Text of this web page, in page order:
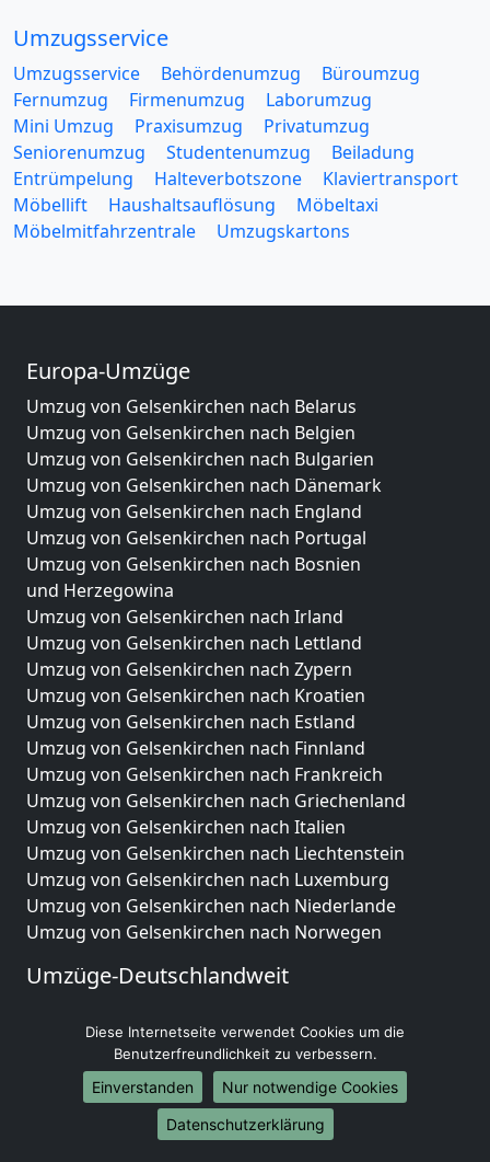
Umzugsservice
Umzugsservice Behördenumzug
Büroumzug
Fernumzug
Firmenumzug
Laborumzug
Mini Umzug
Praxisumzug
Privatumzug
Seniorenumzug
Studentenumzug
Beiladung
Entrümpelung
Halteverbotszone
Klaviertransport
Möbellift
Haushaltsauflösung
Möbeltaxi
Möbelmitfahrzentrale
Umzugskartons
Europa-Umzüge
Umzug von Gelsenkirchen nach Belarus
Umzug von Gelsenkirchen nach Belgien
Umzug von Gelsenkirchen nach Bulgarien
Umzug von Gelsenkirchen nach Dänemark
Umzug von Gelsenkirchen nach England
Umzug von Gelsenkirchen nach Portugal
Umzug von Gelsenkirchen nach Bosnien
und Herzegowina
Umzug von Gelsenkirchen nach Irland
Umzug von Gelsenkirchen nach Lettland
Umzug von Gelsenkirchen nach Zypern
Umzug von Gelsenkirchen nach Kroatien
Umzug von Gelsenkirchen nach Estland
Umzug von Gelsenkirchen nach Finnland
Umzug von Gelsenkirchen nach Frankreich
Umzug von Gelsenkirchen nach Griechenland
Umzug von Gelsenkirchen nach Italien
Umzug von Gelsenkirchen nach Liechtenstein
Umzug von Gelsenkirchen nach Luxemburg
Umzug von Gelsenkirchen nach Niederlande
Umzug von Gelsenkirchen nach Norwegen
Umzüge-Deutschlandweit
Umzug von Gelsenkirchen nach Hamburg
Umzug von Gelsenkirchen nach München
Umzug von Gelsenkirchen nach Köln
Umzug von Gelsenkirchen nach Frankfurt am Main
Umzug von Gelsenkirchen nach Stuttgart
Diese Internetseite verwendet Cookies um die
Benutzerfreundlichkeit zu verbessern.
Einverstanden
Nur notwendige Cookies
Datenschutzerklärung